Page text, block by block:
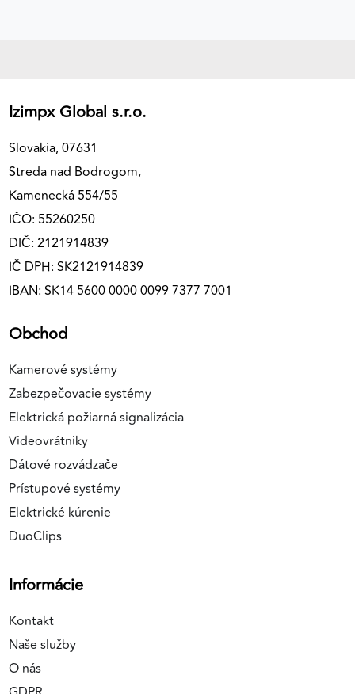
Izimpx Global s.r.o.
Slovakia, 07631
Streda nad Bodrogom,
Kamenecká 554/55
IČO: 55260250
DIČ: 2121914839
IČ DPH: SK2121914839
IBAN: SK14 5600 0000 0099 7377 7001
Obchod
Kamerové systémy
Zabezpečovacie systémy
Elektrická požiarná signalizácia
Videovrátniky
Dátové rozvádzače
Prístupové systémy
Elektrické kúrenie
DuoClips
Informácie
Kontakt
Naše služby
O nás